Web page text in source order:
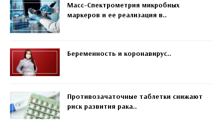
Масс-Спектрометрия микробных
маркеров и ее реализация в..
Беременность и коронавирус..
Противозачаточные таблетки снижают
риск развития рака..